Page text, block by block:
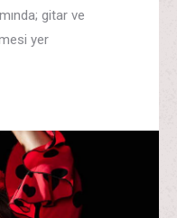
gitar ve
yer